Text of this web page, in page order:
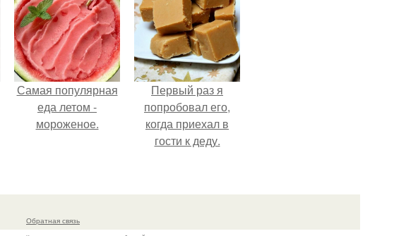
Самая популярная
еда летом -
мороженое.
Первый раз я
попробовал его,
когда приехал в
гости к деду.
Обратная связь